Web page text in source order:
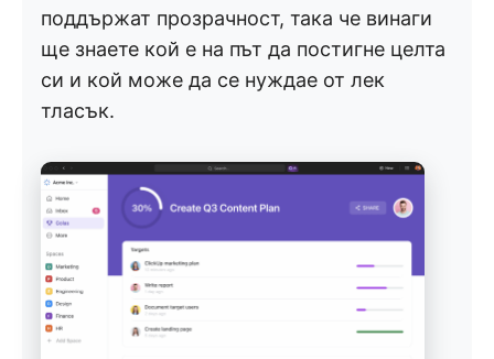
поддържат прозрачност, така че винаги
ще знаете кой е на път да постигне целта
си и кой може да се нуждае от лек
тласък.